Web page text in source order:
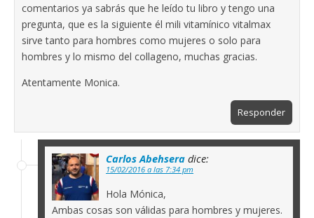
comentarios ya sabrás que he leído tu libro y tengo una
pregunta, que es la siguiente él mili vitamínico vitalmax
sirve tanto para hombres como mujeres o solo para
hombres y lo mismo del collageno, muchas gracias.
Atentamente Monica.
Responder
Carlos Abehsera dice:
15/02/2016 a las 7:34 pm
Hola Mónica,
Ambas cosas son válidas para hombres y mujeres.